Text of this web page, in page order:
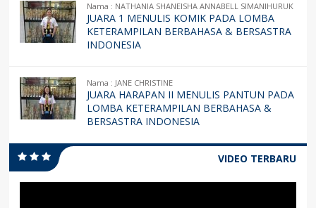
Nama : NATHANIA SHANEISHA ANNABELL SIMANIHURUK
JUARA 1 MENULIS KOMIK PADA LOMBA
KETERAMPILAN BERBAHASA & BERSASTRA
INDONESIA
Nama : JANE CHRISTINE
JUARA HARAPAN II MENULIS PANTUN PADA
LOMBA KETERAMPILAN BERBAHASA &
BERSASTRA INDONESIA
VIDEO TERBARU